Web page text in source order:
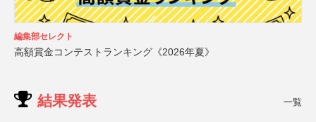
編集部セレクト
高額賞金コンテストランキング《2026年夏》
結果発表 一覧